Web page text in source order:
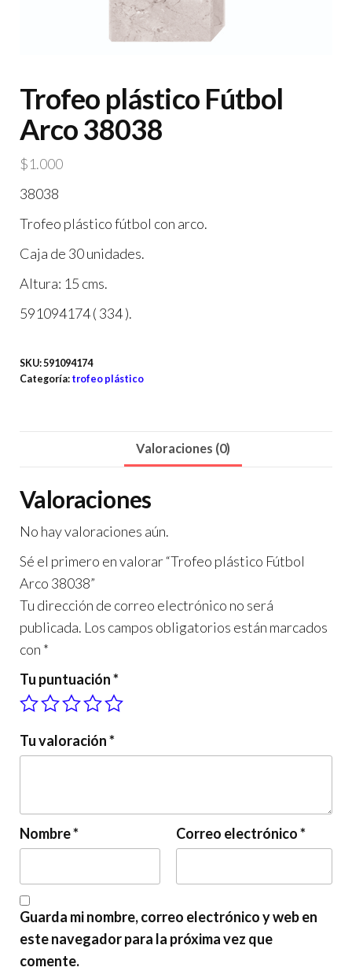
Trofeo plástico Fútbol
Arco 38038
$1.000
38038
Trofeo plástico fútbol con arco.
Caja de 30 unidades.
Altura: 15 cms.
591094174 ( 334 ).
SKU:591094174
Categoría: trofeo plástico
Valoraciones (0)
Valoraciones
No hay valoraciones aún.
Sé el primero en valorar “Trofeo plástico Fútbol
Arco 38038”
Tu dirección de correo electrónico no será
publicada. Los campos obligatorios están marcados
con *
Tu puntuación*
Tu valoración*
Nombre* Correo electrónico*
Guarda mi nombre, correo electrónico y web en
este navegador para la próxima vez que
comente.